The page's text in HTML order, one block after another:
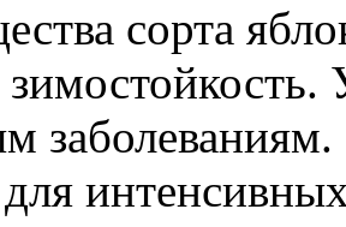
сорта